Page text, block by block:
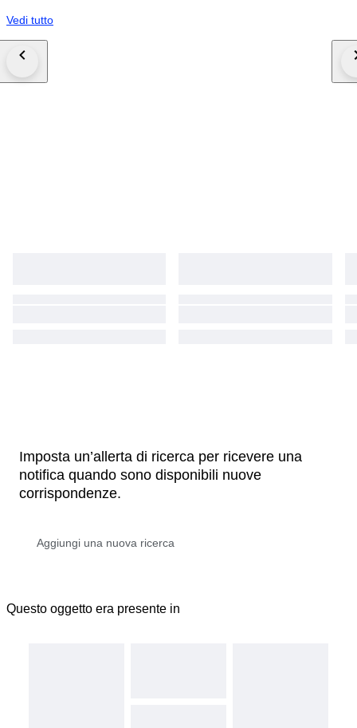
Vedi tutto
Imposta un’allerta di ricerca per ricevere una
notifica quando sono disponibili nuove
corrispondenze.
Questo oggetto era presente in